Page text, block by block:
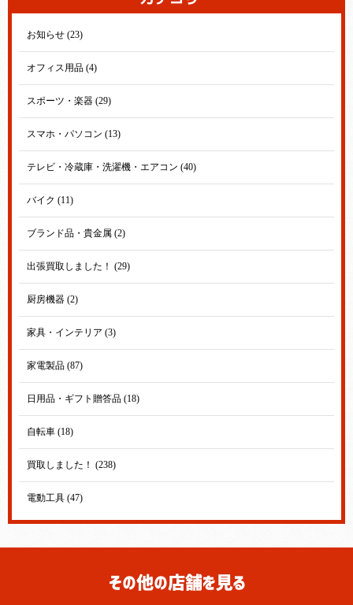
お知らせ (23)
オフィス用品 (4)
スポーツ・楽器 (29)
スマホ・パソコン (13)
テレビ・冷蔵庫・洗濯機・エアコン (40)
バイク (11)
ブランド品・貴金属 (2)
出張買取しました！ (29)
厨房機器 (2)
家具・インテリア (3)
家電製品 (87)
日用品・ギフト贈答品 (18)
自転車 (18)
買取しました！ (238)
電動工具 (47)